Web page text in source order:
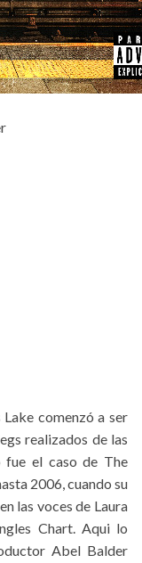
comenzó a ser
realizados de las
fue el caso de The
2006, cuando su
las voces de Laura
Chart. Aqui lo
Abel Balder